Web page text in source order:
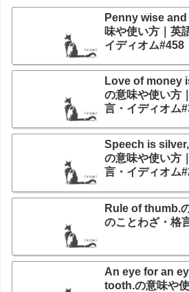
Penny wise
味や使い方｜英
イディオム#458
Love of money
の意味や使い方
言・イディオム
Speech is
の意味や使い方
言・イディオム
Rule of thumb.
のことわざ・格
An eye for an
tooth.の意味や